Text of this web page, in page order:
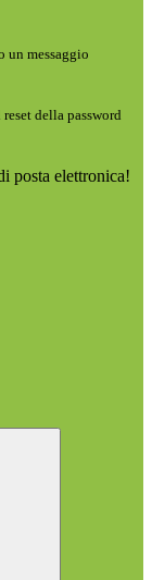
un messaggio
della password
posta elettronica!